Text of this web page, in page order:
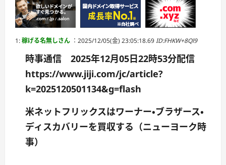
1:稼げる名無しさん ：2025/12/05(金) 23:05:18.69ID:FHKW+8Ql9
時事通信 2025年12月05日22時53分配信
https://www.jiji.com/jc/article?
k=2025120501134&g=flash
米ネットフリックスはワーナー・ブラザース・
ディスカバリーを買収する（ニューヨーク時
事）